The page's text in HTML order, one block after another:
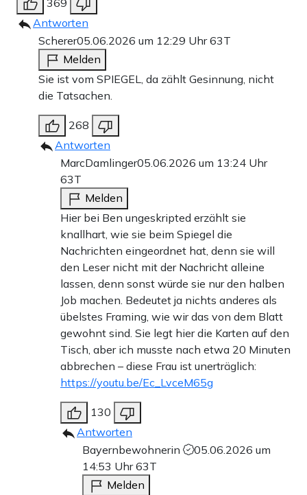
Antworten
Scherer05.06.2026 um 12:29 Uhr63T
Melden
Sie ist vom SPIEGEL, da zählt Gesinnung, nicht
die Tatsachen.
268
Antworten
MarcDamlinger05.06.2026 um 13:24 Uhr
63T
Melden
Hier bei Ben ungeskripted erzählt sie
knallhart, wie sie beim Spiegel die
Nachrichten eingeordnet hat, denn sie will
den Leser nicht mit der Nachricht alleine
lassen, denn sonst würde sie nur den halben
Job machen. Bedeutet ja nichts anderes als
übelstes Framing, wie wir das von dem Blatt
gewohnt sind. Sie legt hier die Karten auf den
Tisch, aber ich musste nach etwa 20 Minuten
abbrechen – diese Frau ist unerträglich:
https://youtu.be/Ec_LvceM65g
130
Antworten
Bayernbewohnerin
05.06.2026 um
14:53 Uhr63T
Melden